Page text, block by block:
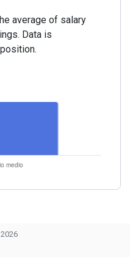
average of salary
Data is